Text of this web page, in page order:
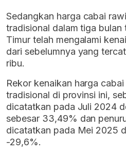
Sedangkan harga cabai
tradisional dalam tiga bulan
Timur telah mengalami
dari sebelumnya yang
ribu.
Rekor kenaikan harga
tradisional di provinsi ini,
dicatatkan pada Juli 2024
sebesar 33,49% dan
dicatatkan pada Mei 2025
-29,6%.